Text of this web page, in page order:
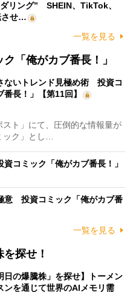
リング” SHEIN、TikTok、
させ…
一覧を見る
「俺がカブ番長！」
ないトレンド見極め術 投資コ
番長！」【第11回】
ト」にて、圧倒的な情報量が
ク」とし…
コミック「俺がカブ番長！」
意 投資コミック「俺がカブ番
一覧を見る
探せ！
日の爆騰株」を探せ】トーメン
ンを通じて世界のAIメモリ需